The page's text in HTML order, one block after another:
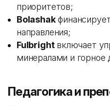
приоритетов;
Bolashak
направления;
Fulbrightвключает
минералами и горное
Педагогика и